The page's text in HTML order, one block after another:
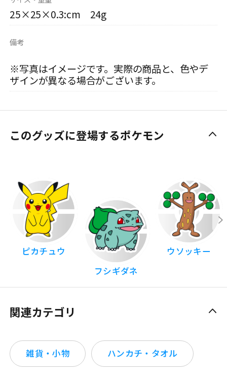
25×25×0.3:cm 24g
備考
※写真はイメージです。実際の商品と、色やデ
ザインが異なる場合がございます。
このグッズに登場するポケモン
ピカチュウ
フシギダネ
ウソッキー
関連カテゴリ
雑貨・小物 ハンカチ・タオル